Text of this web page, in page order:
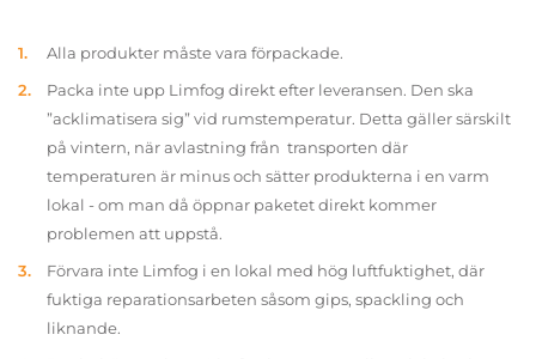
Alla produkter måste vara förpackade.
Packa inte upp Limfog direkt efter leveransen. Den ska
”acklimatisera sig” vid rumstemperatur. Detta gäller särskilt
på vintern, när avlastning från transporten där
temperaturen är minus och sätter produkterna i en varm
lokal - om man då öppnar paketet direkt kommer
problemen att uppstå.
Förvara inte Limfog i en lokal med hög luftfuktighet, där
fuktiga reparationsarbeten såsom gips, spackling och
liknande.